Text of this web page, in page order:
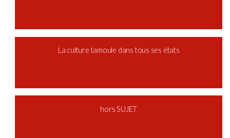
La culture tamoule dans tous ses états
hors SUJET